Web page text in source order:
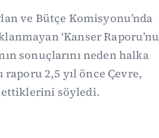
ve Bütçe Komisyonu’nda
‘Kanser Raporu’nu
sonuçlarını neden halka
2,5 yıl önce Çevre,
söyledi.